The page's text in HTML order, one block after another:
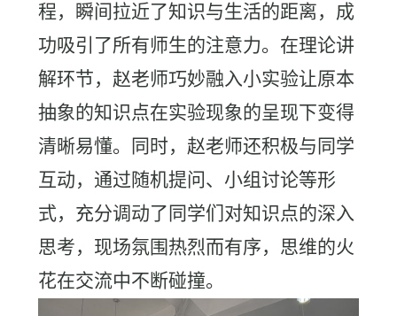
程，瞬间拉近了知识与生活的距离，成
功吸引了所有师生的注意力。在理论讲
解环节，赵老师巧妙融入小实验让原本
抽象的知识点在实验现象的呈现下变得
清晰易懂。同时，赵老师还积极与同学
互动，通过随机提问、小组讨论等形
式，充分调动了同学们对知识点的深入
思考，现场氛围热烈而有序，思维的火
花在交流中不断碰撞。